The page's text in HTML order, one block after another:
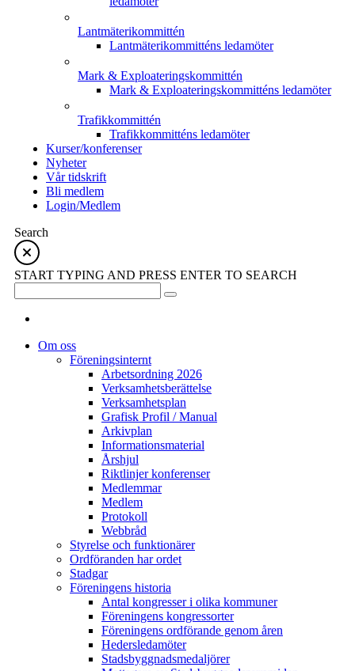
Lantmäterikommittén
Lantmäterikommitténs ledamöter
Mark & Exploateringskommittén
Mark & Exploateringskommitténs ledamöter
Trafikkommittén
Trafikkommitténs ledamöter
Kurser/konferenser
Nyheter
Vår tidskrift
Bli medlem
Login/Medlem
Search
START TYPING AND PRESS ENTER TO SEARCH
Om oss
Föreningsinternt
Arbetsordning 2026
Verksamhetsberättelse
Verksamhetsplan
Grafisk Profil / Manual
Arkivplan
Informationsmaterial
Årshjul
Riktlinjer konferenser
Medlemmar
Medlem
Protokoll
Webbråd
Styrelse och funktionärer
Ordföranden har ordet
Stadgar
Föreningens historia
Antal kongresser i olika kommuner
Föreningens kongressorter
Föreningens ordförande genom åren
Hedersledamöter
Stadsbyggnadsmedaljörer